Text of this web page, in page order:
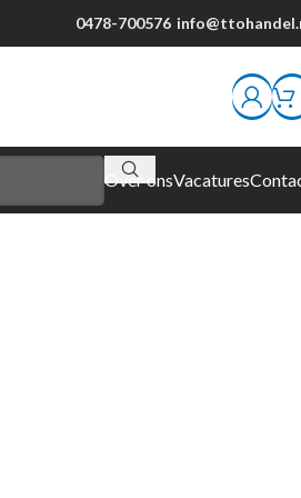
0478-700576
Over onsVacatures